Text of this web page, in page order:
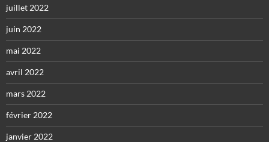
juillet 2022
juin 2022
mai 2022
avril 2022
mars 2022
février 2022
janvier 2022